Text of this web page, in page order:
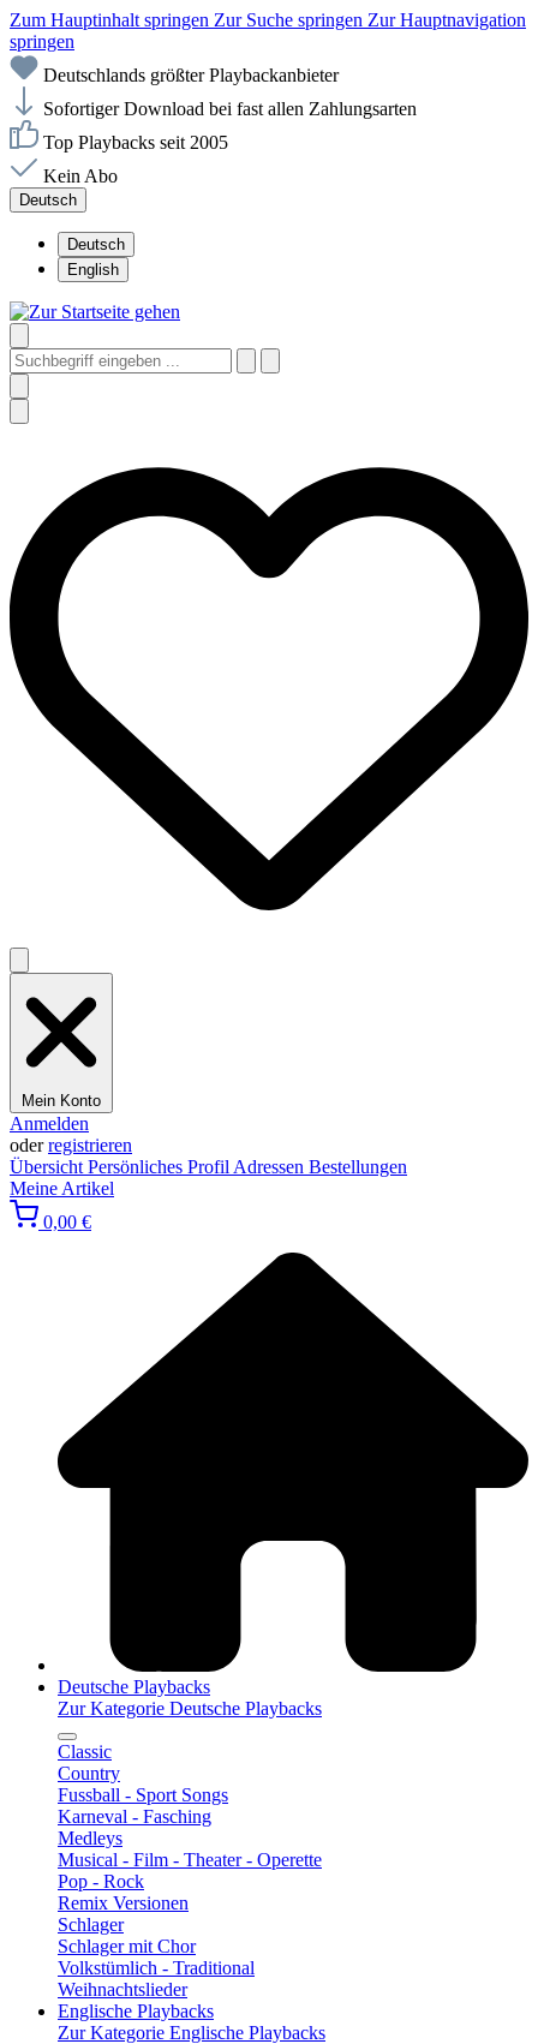
Zum Hauptinhalt springen Zur Suche springen Zur Hauptnavigation
springen
Deutschlands größter Playbackanbieter
Sofortiger Download bei fast allen Zahlungsarten
Top Playbacks seit 2005
Kein Abo
Deutsch
Deutsch
English
Mein Konto
Anmelden
oderregistrieren
Übersicht Persönliches Profil Adressen Bestellungen
Meine Artikel
0,00 €
Deutsche Playbacks
Zur Kategorie Deutsche Playbacks
Classic
Country
Fussball - Sport Songs
Karneval - Fasching
Medleys
Musical - Film - Theater - Operette
Pop - Rock
Remix Versionen
Schlager
Schlager mit Chor
Volkstümlich - Traditional
Weihnachtslieder
Englische Playbacks
Zur Kategorie Englische Playbacks